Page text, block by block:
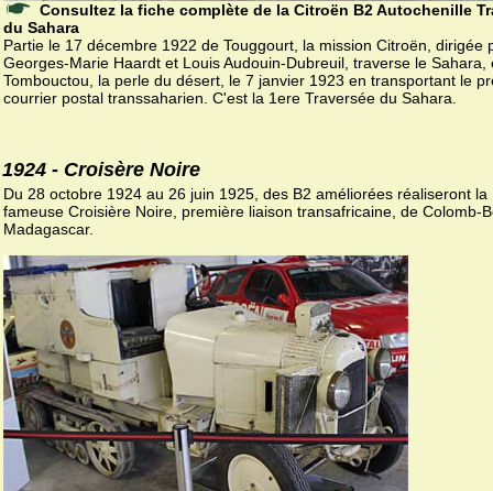
Consultez la fiche complète de la Citroën B2 Autochenille
du Sahara
Partie le 17 décembre 1922 de Touggourt, la mission Citroën, dirigée
Georges-Marie Haardt et Louis Audouin-Dubreuil, traverse le Sahara,
Tombouctou, la perle du désert, le 7 janvier 1923 en transportant le
courrier postal transsaharien. C'est la 1ere Traversée du Sahara.
1924 - Croisère Noire
Du 28 octobre 1924 au 26 juin 1925, des B2 améliorées réaliseront la
fameuse Croisière Noire, première liaison transafricaine, de Colomb-
Madagascar.